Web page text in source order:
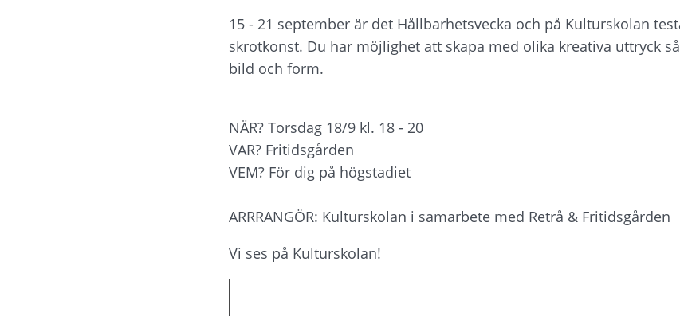
15 - 21 september är det Hållbarhetsvecka och på Kulturskolan
skrotkonst. Du har möjlighet att skapa med olika kreativa uttryck
bild och form.
NÄR? Torsdag 18/9 kl. 18 - 20
VAR? Fritidsgården
VEM? För dig på högstadiet
ARRRANGÖR: Kulturskolan i samarbete med Retrå & Fritidsgården
Vi ses på Kulturskolan!